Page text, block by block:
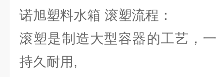
诺旭塑料水箱 滚塑流程：
滚塑是制造大型容器的工艺，
持久耐用,